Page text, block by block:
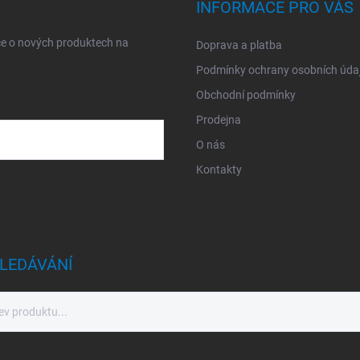
o nových produktech na
INFORMACE PRO VÁS
Doprava a platba
Podmínky ochrany osobních
Obchodní podmínky
Prodejna
O nás
Kontakty